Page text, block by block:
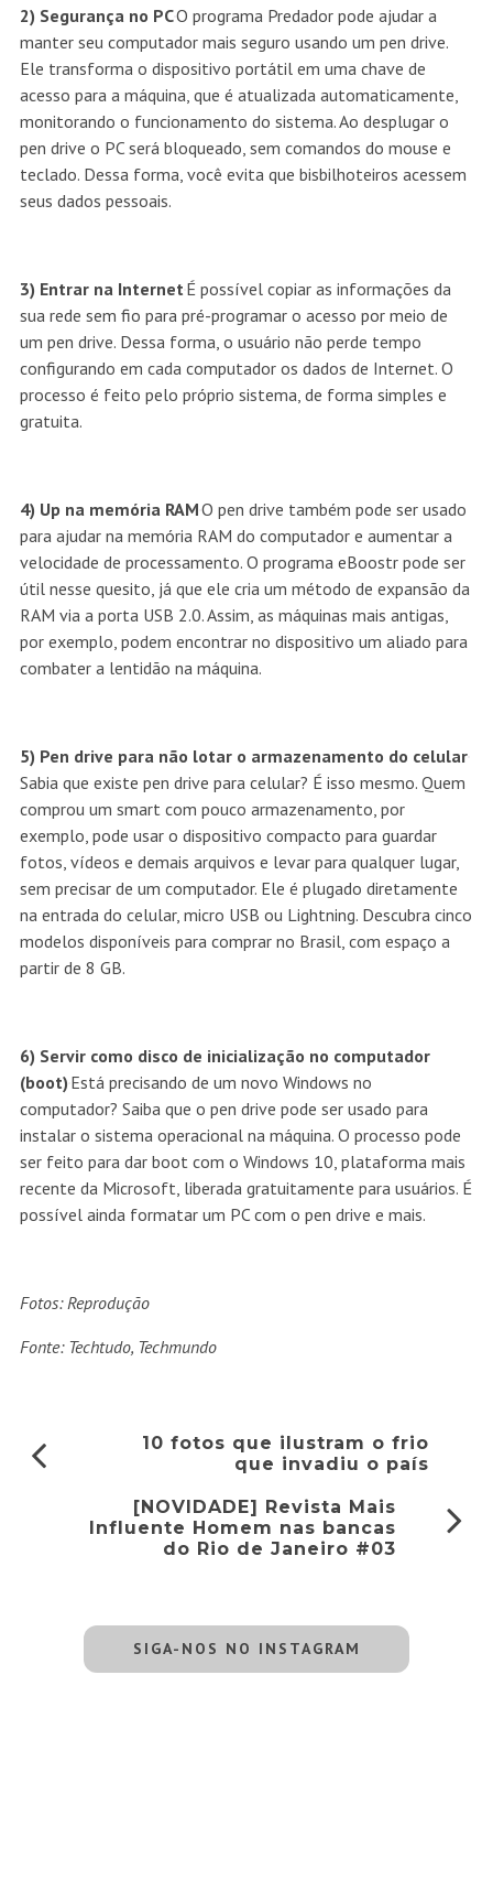
2) Segurança no PCO programa Predador pode ajudar a
manter seu computador mais seguro usando um pen drive.
Ele transforma o dispositivo portátil em uma chave de
acesso para a máquina, que é atualizada automaticamente,
monitorando o funcionamento do sistema. Ao desplugar o
pen drive o PC será bloqueado, sem comandos do mouse e
teclado. Dessa forma, você evita que bisbilhoteiros acessem
seus dados pessoais.
3) Entrar na InternetÉ possível copiar as informações da
sua rede sem fio para pré-programar o acesso por meio de
um pen drive. Dessa forma, o usuário não perde tempo
configurando em cada computador os dados de Internet. O
processo é feito pelo próprio sistema, de forma simples e
gratuita.
4) Up na memória RAMO pen drive também pode ser usado
para ajudar na memória RAM do computador e aumentar a
velocidade de processamento. O programa eBoostr pode ser
útil nesse quesito, já que ele cria um método de expansão da
RAM via a porta USB 2.0. Assim, as máquinas mais antigas,
por exemplo, podem encontrar no dispositivo um aliado para
combater a lentidão na máquina.
5) Pen drive para não lotar o armazenamento do celular
Sabia que existe pen drive para celular? É isso mesmo. Quem
comprou um smart com pouco armazenamento, por
exemplo, pode usar o dispositivo compacto para guardar
fotos, vídeos e demais arquivos e levar para qualquer lugar,
sem precisar de um computador. Ele é plugado diretamente
na entrada do celular, micro USB ou Lightning. Descubra cinco
modelos disponíveis para comprar no Brasil, com espaço a
partir de 8 GB.
6) Servir como disco de inicialização no computador
(boot) Está precisando de um novo Windows no
computador? Saiba que o pen drive pode ser usado para
instalar o sistema operacional na máquina. O processo pode
ser feito para dar boot com o Windows 10, plataforma mais
recente da Microsoft, liberada gratuitamente para usuários. É
possível ainda formatar um PC com o pen drive e mais.
Fotos: Reprodução
Fonte: Techtudo, Techmundo
10 fotos que ilustram o frio
que invadiu o país
[NOVIDADE] Revista Mais
Influente Homem nas bancas
do Rio de Janeiro #03
SIGA-NOS NO INSTAGRAM